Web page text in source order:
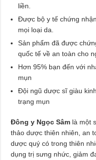
liền.
Được bộ y tế chứng
mọi loại da.
Sản phẩm đã được
quốc tế về an toàn cho
Hơn 95% bạn đến với
mụn
Đội ngũ dược sĩ giàu
trạng mụn
Đông y Ngọc Sâm là một
thảo dược thiên nhiên, an
dược quý có trong thiên
dụng trị sưng nhức, giảm